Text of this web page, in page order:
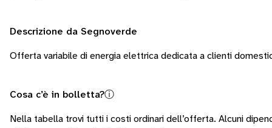
Descrizione da Segnoverde
Offerta variabile di energia elettrica dedicata a clienti
Cosa c’è in bolletta?ⓘ
Nella tabella trovi tutti i costi ordinari dell’offerta. Alcuni